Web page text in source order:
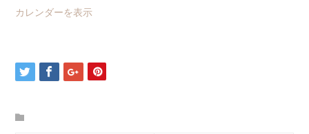
カレンダーを表示